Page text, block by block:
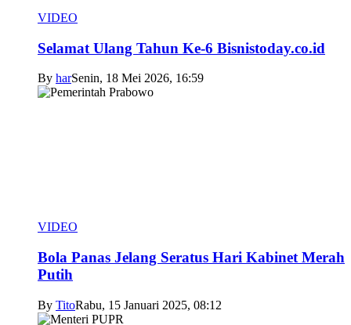
VIDEO
Selamat Ulang Tahun Ke-6 Bisnistoday.co.id
By harSenin, 18 Mei 2026, 16:59
VIDEO
Bola Panas Jelang Seratus Hari Kabinet Merah
Putih
By TitoRabu, 15 Januari 2025, 08:12